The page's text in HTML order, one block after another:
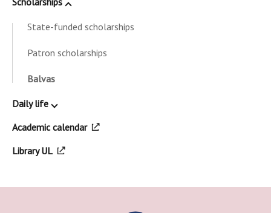
State-funded scholarships
Patron scholarships
Balvas
Daily life
Academic calendar
Library UL